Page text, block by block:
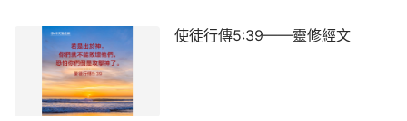
使徒行傳5:39——靈修經文